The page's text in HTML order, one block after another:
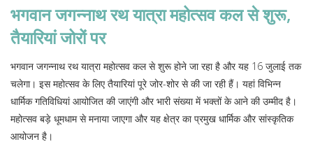
भगवान जगन्नाथ रथ यात्रा महोत्सव कल से शुरू,
तैयारियां जोरों पर
भगवान जगन्नाथ रथ यात्रा महोत्सव कल से शुरू होने जा रहा है और यह 16 जुलाई तक
चलेगा। इस महोत्सव के लिए तैयारियां पूरे जोर-शोर से की जा रही हैं। यहां विभिन्न
धार्मिक गतिविधियां आयोजित की जाएंगी और भारी संख्या में भक्तों के आने की उम्मीद है।
महोत्सव बड़े धूमधाम से मनाया जाएगा और यह क्षेत्र का प्रमुख धार्मिक और सांस्कृतिक
आयोजन है।